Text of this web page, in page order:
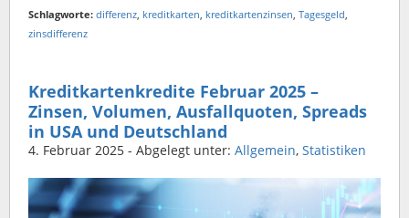
Schlagworte: differenz kreditkarten kreditkartenzinsen Tagesgeld
zinsdifferenz
Kreditkartenkredite Februar 2025 –
Zinsen, Volumen, Ausfallquoten, Spreads
in USA und Deutschland
4. Februar 2025 - Abgelegt unter: Allgemein, Statistiken